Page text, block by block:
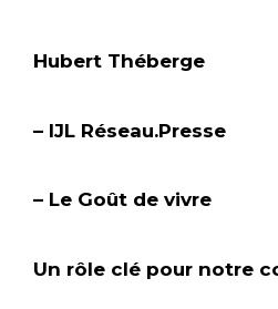
Hubert Théberge
– IJL Réseau.Presse
– Le Goût de vivre
Un rôle clé pour notre